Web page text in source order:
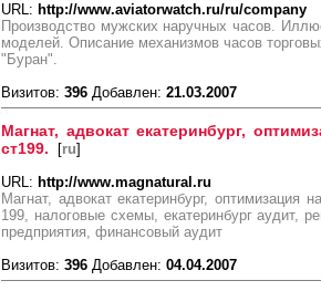
URL: http://www.aviatorwatch.ru/ru/company
Производство мужских наручных часов.
моделей. Описание механизмов часов
"Буран".
Визитов: 396 Добавлен: 21.03.2007
Магнат, адвокат екатеринбург,
ст199. [ru]
URL: http://www.magnatural.ru
Магнат, адвокат екатеринбург, оптимизация
199, налоговые схемы, екатеринбург аудит,
предприятия, финансовый аудит
Визитов: 396 Добавлен: 04.04.2007